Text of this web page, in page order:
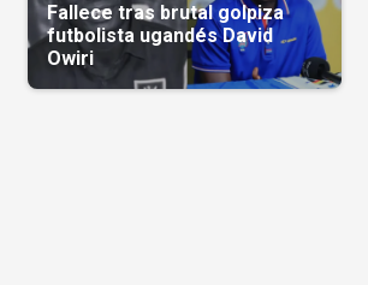
Fallece tras brutal golpiza
futbolista ugandés David
Owiri